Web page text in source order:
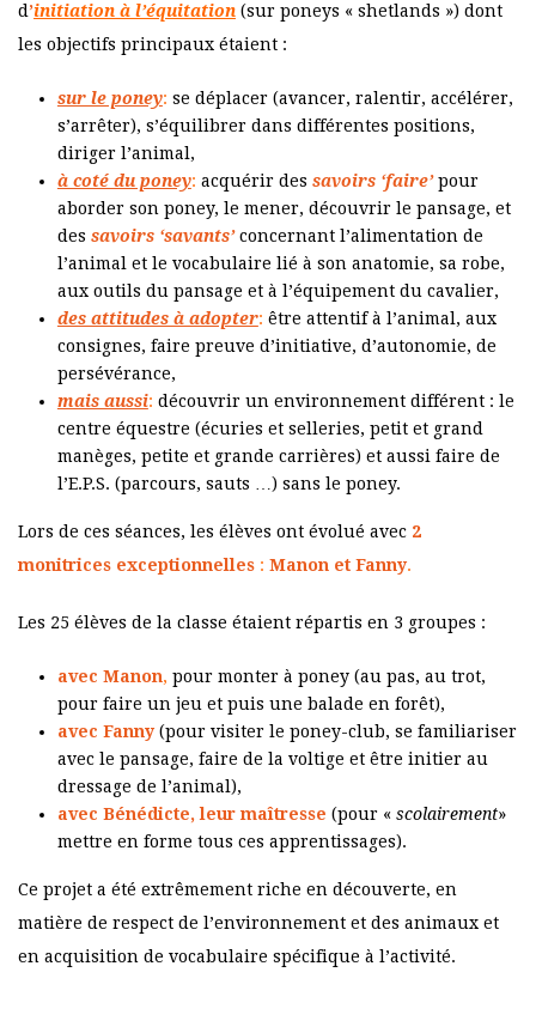
d ’initiation à l’équitation (sur poneys « shetlands ») dont
les objectifs principaux étaient :
sur le poney: se déplacer (avancer, ralentir, accélérer,
s’arrêter), s’équilibrer dans différentes positions,
diriger l’animal,
à coté du poney: acquérir des savoirs ‘faire’pour
aborder son poney, le mener, découvrir le pansage, et
des savoirs ‘savants’concernant l’alimentation de
l’animal et le vocabulaire lié à son anatomie, sa robe,
aux outils du pansage et à l’équipement du cavalier,
des attitudes à adopter: être attentif à l’animal, aux
consignes, faire preuve d’initiative, d’autonomie, de
persévérance,
mais aussi: découvrir un environnement différent : le
centre équestre (écuries et selleries, petit et grand
manèges, petite et grande carrières) et aussi faire de
l’E.P.S. (parcours, sauts …) sans le poney.
Lors de ces séances, les élèves ont évolué avec 2
monitrices exceptionnelles : Manon et Fanny.
Les 25 élèves de la classe étaient répartis en 3 groupes :
avec Manon, pour monter à poney (au pas, au trot,
pour faire un jeu et puis une balade en forêt),
avec Fanny(pour visiter le poney-club, se familiariser
avec le pansage, faire de la voltige et être initier au
dressage de l’animal),
avec Bénédicte, leur maîtresse (pour « scolairement»
mettre en forme tous ces apprentissages).
Ce projet a été extrêmement riche en découverte, en
matière de respect de l’environnement et des animaux et
en acquisition de vocabulaire spécifique à l’activité.